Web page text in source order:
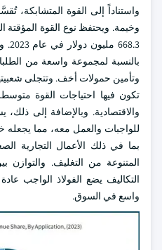
واستناداً إلى القوة المتشابكة،
وخيمة. ويحتفظ نوع القوة المؤقتة
بالنسبة لمجموعة واسعة من
وتأمين حمولات أخف. وتتجلى
تكون فيها احتياجات القوة
والاقتصادية. وبالإضافة إلى ذلك،
للواجبات والعمل معه، مما يجعله
بما في ذلك الأعمال التجارية
المتنوعة من التغليف. والتوازن
التكاليف يضع الفولاذ الواجب
واسع في السوق.